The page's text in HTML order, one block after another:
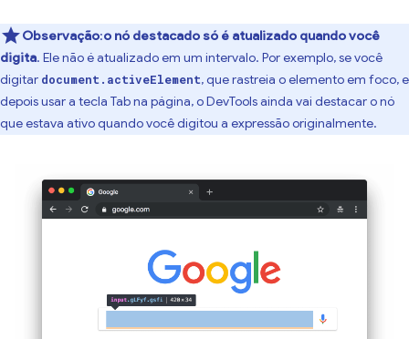
Observação:o nó destacado só é atualizado quando você
digita. Ele não é atualizado em um intervalo. Por exemplo, se você
digitar document.activeElement, que rastreia o elemento em foco, e
depois usar a tecla Tab na página, o DevTools ainda vai destacar o nó
que estava ativo quando você digitou a expressão originalmente.